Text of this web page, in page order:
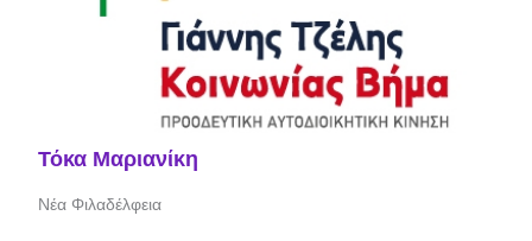
Τόκα Μαριανίκη
Νέα Φιλαδέλφεια